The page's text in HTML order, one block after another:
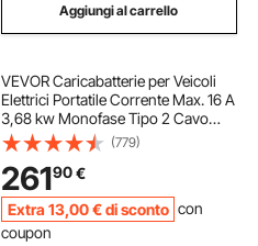
Aggiungi al carrello
VEVOR Caricabatterie per Veicoli
Elettrici Portatile Corrente Max. 16 A
3,68 kw Monofase Tipo 2 Cavo
Lunghezza 7,5m, Caricabatterie EV
Portatile IEC6219 Spina CEE16 con
Schermo LCD IP66 Cavo in TPU
(779)
26190€
Extra 13,00 €di sconto con
coupon